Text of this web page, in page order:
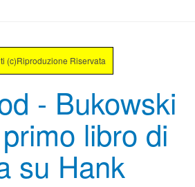
(c)Riproduzione Riservata
- Bukowski
libro di
su Hank